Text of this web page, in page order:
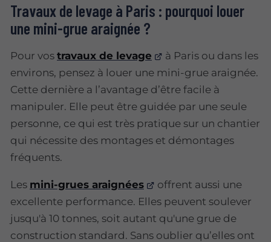
Travaux de levage à Paris : pourquoi louer
une mini-grue araignée ?
Pour vos travaux de levage
à Paris ou dans les
environs, pensez à louer une mini-grue araignée.
Cette dernière a l’avantage d’être facile à
manipuler. Elle peut être guidée par une seule
personne, ce qui est très pratique sur un chantier
qui nécessite des montages et démontages
fréquents.
Les mini-grues araignées
offrent aussi une
excellente performance. Elles peuvent soulever
jusqu'à 10 tonnes, soit autant qu'une grue de
construction standard. Sans oublier qu’elles ont